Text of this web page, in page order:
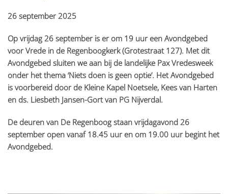
26 september 2025
Op vrijdag 26 september is er om 19 uur een Avondgebed
voor Vrede in de Regenboogkerk (Grotestraat 127). Met dit
Avondgebed sluiten we aan bij de landelijke Pax Vredesweek
onder het thema ‘Niets doen is geen optie’. Het Avondgebed
is voorbereid door de Kleine Kapel Noetsele, Kees van Harten
en ds. Liesbeth Jansen-Gort van PG Nijverdal.
De deuren van De Regenboog staan vrijdagavond 26
september open vanaf 18.45 uur en om 19.00 uur begint het
Avondgebed.